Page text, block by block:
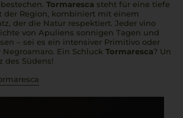
Tormaresca steht für eine tiefe
der Region, kombiniert mit einem
der die Natur respektiert. Jeder vino
von Apuliens sonnigen Tagen und
– sei es ein intensiver Primitivo oder
Ein Schluck Tormaresca? Un
des Südens!